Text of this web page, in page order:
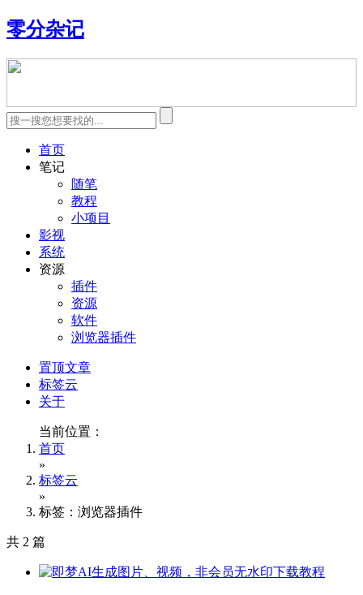
零分杂记
首页
笔记
随笔
教程
小项目
影视
系统
资源
插件
资源
软件
浏览器插件
置顶文章
标签云
关于
当前位置：
首页
»
标签云
»
标签：浏览器插件
共 2 篇